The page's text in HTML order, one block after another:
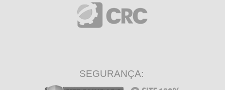
SEGURANÇA: